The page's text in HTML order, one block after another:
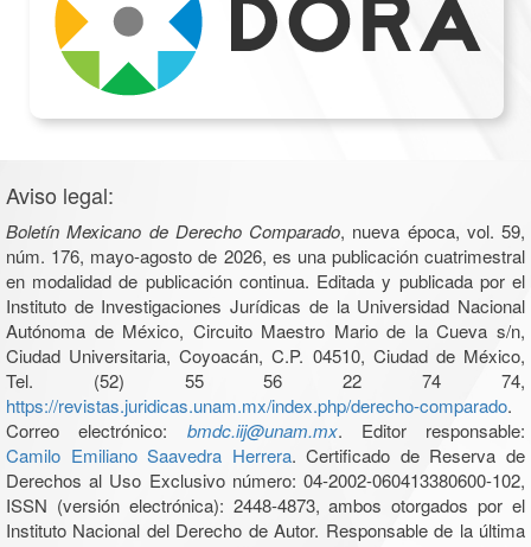
Aviso legal:
Boletín Mexicano de Derecho Comparado, nueva época, vol. 59,
núm. 176, mayo-agosto de 2026, es una publicación cuatrimestral
en modalidad de publicación continua. Editada y publicada por el
Instituto de Investigaciones Jurídicas de la Universidad Nacional
Autónoma de México, Circuito Maestro Mario de la Cueva s/n,
Ciudad Universitaria, Coyoacán, C.P. 04510, Ciudad de México,
Tel. (52) 55 56 22 74 74,
https://revistas.juridicas.unam.mx/index.php/derecho-comparado.
Correo electrónico: bmdc.iij@unam.mx. Editor responsable:
Camilo Emiliano Saavedra Herrera. Certificado de Reserva de
Derechos al Uso Exclusivo número: 04-2002-060413380600-102,
ISSN (versión electrónica): 2448-4873, ambos otorgados por el
Instituto Nacional del Derecho de Autor. Responsable de la última